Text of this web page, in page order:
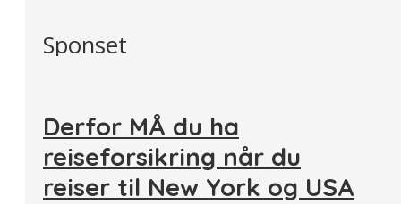
Sponset
Derfor MÅ du ha
reiseforsikring når du
reiser til New York og USA